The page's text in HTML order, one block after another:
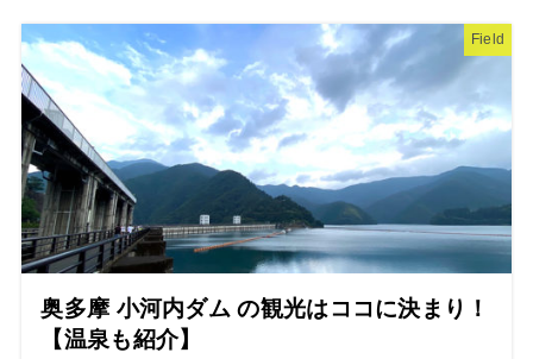
Field
奥多摩 小河内ダム の観光はココに決まり！
【温泉も紹介】